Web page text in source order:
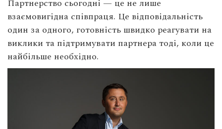
Партнерство сьогодні — це не лише
взаємовигідна співпраця. Це відповідальність
один за одного, готовність швидко реагувати на
виклики та підтримувати партнера тоді, коли це
найбільше необхідно.